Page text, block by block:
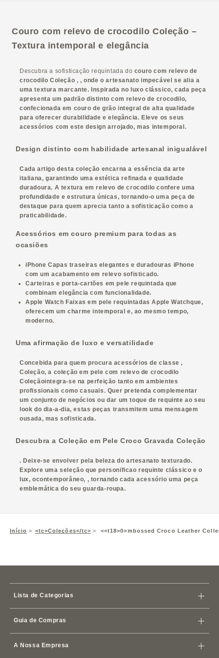
Couro com relevo de crocodiloColeção –
Textura intemporal e elegância
Descubra a sofisticação requintada do courocom relevo de
crocodilo Coleção , , onde o artesanato impecável se alia a
uma textura marcante. Inspirada no luxo clássico, cada peça
apresenta um padrão distinto com relevo de crocodilo,
confecionada em couro de grão integral de alta qualidade
para oferecer durabilidade e elegância. Eleve os seus
acessórios com este design arrojado, mas intemporal.
Design distinto com habilidade artesanal inigualável
Cada artigo desta coleção encarna a essência da arte
italiana, garantindo uma estética refinada e qualidade
duradoura. A textura em relevo de crocodilo confere uma
profundidade e estrutura únicas, tornando-o uma peça de
destaque para quem aprecia tanto a sofisticação como a
praticabilidade.
Acessórios em couro premium para todas as
ocasiões
iPhone Capas traseiras elegantes e duradouras iPhone
com um acabamento em relevo sofisticado.
Carteiras e porta-cartões em pele requintada que
combinam elegância com funcionalidade.
Apple Watch Faixas em pele requintadasApple Watchque,
oferecem um charme intemporal e, ao mesmo tempo,
moderno.
Uma afirmação de luxo e versatilidade
Concebida para quem procura acessórios de classe,
Coleção, a coleção em pele com relevo de crocodilo
Coleçãointegra-se na perfeição tanto em ambientes
profissionais como casuais. Quer pretenda complementar
um conjunto de negócios ou dar um toque de requinte ao seu
look do dia-a-dia, estas peças transmitem uma mensagem
ousada, mas sofisticada.
Descubra a Coleção em Pele Croco Gravada Coleção
. Deixe-se envolver pela beleza do artesanato texturado.
Explore uma seleção que personificao requinte clássico e o
lux, ocontemporâneo, , tornando cada acessório uma peça
emblemática do seu guarda-roupa.
Início <tc>Coleções</tc> <<t18>0>mbossed Croco Leather
Lista de Categorias
Guia de Compras
A Nossa Empresa